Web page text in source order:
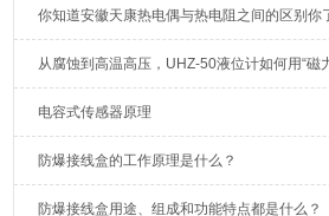
你知道安徽天康热电偶与热电阻之间的区别你
从腐蚀到高温高压，UHZ-50液位计如何用“磁
电容式传感器原理
防爆接线盒的工作原理是什么？
防爆接线盒用途、组成和功能特点都是什么？